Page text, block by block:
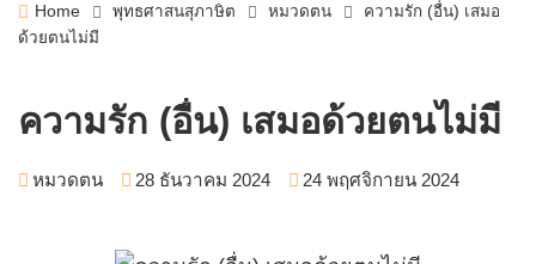
Home พุทธศาสนสุภาษิต หมวดตน
ความรัก (อื่น) เสมอ
ด้วยตนไม่มี
ความรัก (อื่น) เสมอด้วยตนไม่มี
หมวดตน 28 ธันวาคม 2024 24 พฤศจิกายน 2024